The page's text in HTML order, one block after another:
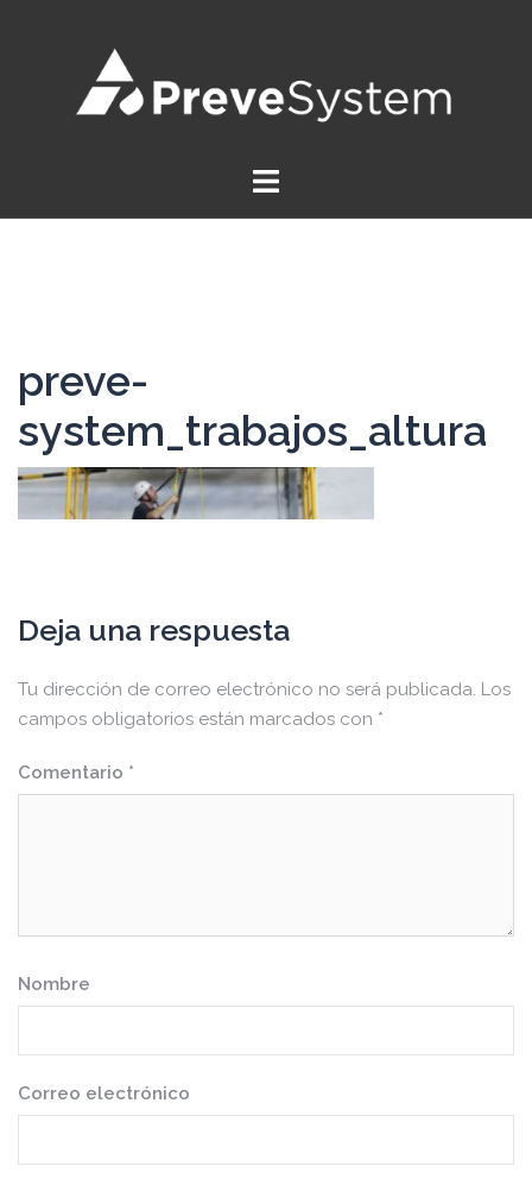
preve-
system_trabajos_altura
Deja una respuesta
Tu dirección de correo electrónico no será publicada. Los
campos obligatorios están marcados con *
Comentario *
Nombre
Correo electrónico